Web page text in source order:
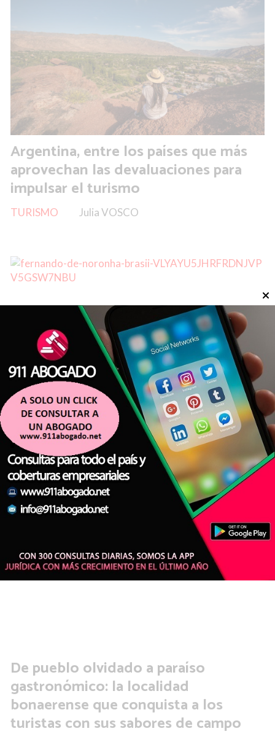
Argentina, entre los países que más
aprovechan las devaluaciones para
impulsar el turismo
Julia VOSCO
TURISMO
El paraíso escondido de Brasil que
deslumbra al mundo y conquista a
cada vez más argentinos
Agencia 24 Noticias
TURISMO
De pueblo olvidado a paraíso
gastronómico: la localidad
bonaerense que conquista a los
turistas con sus sabores de campo